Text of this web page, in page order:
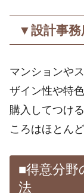
▼設計事務
マンションや
ザイン性や特
購入してつけ
ころはほとんど
■得意分野
法